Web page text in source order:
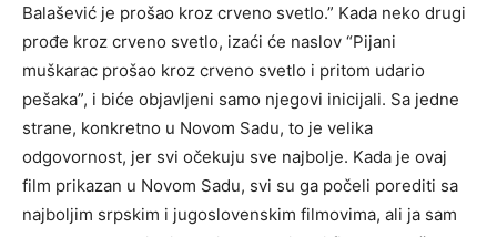
Balašević je prošao kroz crveno svetlo.” Kada neko drugi
prođe kroz crveno svetlo, izaći će naslov “Pijani
muškarac prošao kroz crveno svetlo i pritom udario
pešaka”, i biće objavljeni samo njegovi inicijali. Sa jedne
strane, konkretno u Novom Sadu, to je velika
odgovornost, jer svi očekuju sve najbolje. Kada je ovaj
film prikazan u Novom Sadu, svi su ga počeli porediti sa
najboljim srpskim i jugoslovenskim filmovima, ali ja sam